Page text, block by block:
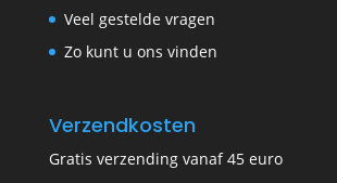
Veel gestelde vragen
Zo kunt u ons vinden
Verzendkosten
Gratis verzending vanaf 45 euro